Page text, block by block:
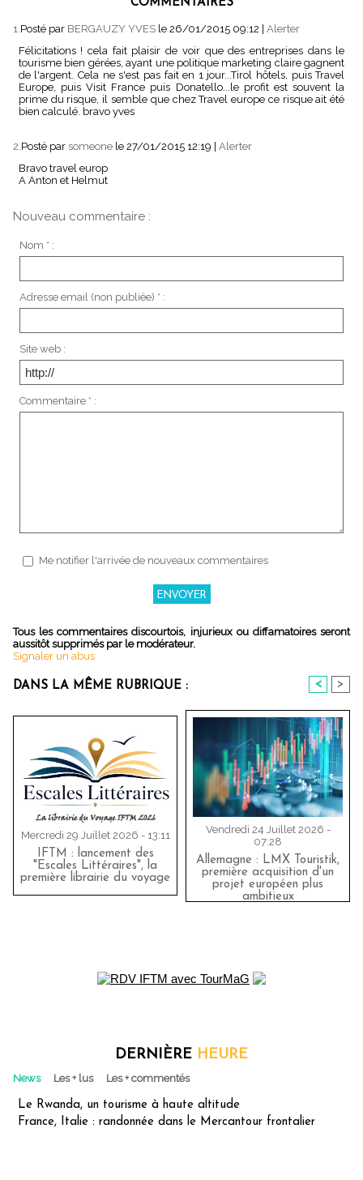
COMMENTAIRES
1.Posté par BERGAUZY YVES le 26/01/2015 09:12
Alerter
Félicitations ! cela fait plaisir de voir que des entreprises dans le
tourisme bien gérées, ayant une politique marketing claire gagnent
de l'argent. Cela ne s'est pas fait en 1 jour...Tirol hôtels, puis Travel
Europe, puis Visit France puis Donatello...le profit est souvent la
prime du risque, il semble que chez Travel europe ce risque ait été
bien calculé. bravo yves
2.Posté par someone le 27/01/2015 12:19
Alerter
Bravo travel europ
A Anton et Helmut
Nouveau commentaire :
Nom * :
Adresse email (non publiée) * :
Site web :
Commentaire * :
Me notifier l'arrivée de nouveaux commentaires
Tous les commentaires discourtois, injurieux ou diffamatoires seront
aussitôt supprimés par le modérateur.
Signaler un abus
DANS LA MÊME RUBRIQUE : < >
Mercredi 29 Juillet 2026 - 13:11
IFTM : lancement des
"Escales Littéraires", la
première librairie du voyage
Vendredi 24 Juillet 2026 -
07:28
Allemagne : LMX Touristik,
première acquisition d'un
projet européen plus
ambitieux
DERNIÈRE HEURE
News Les + lus Les + commentés
Le Rwanda, un tourisme à haute altitude
France, Italie : randonnée dans le Mercantour frontalier